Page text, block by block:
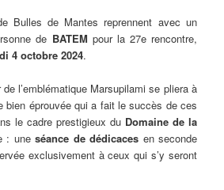
Bulles de Mantes reprennent avec un
de BATEM pour la 27e rencontre,
4 octobre 2024.
l’emblématique Marsupilami se pliera à
bien éprouvée qui a fait le succès de ces
le cadre prestigieux du Domaine de la
: uneséance de dédicaces en seconde
exclusivement à ceux qui s’y seront